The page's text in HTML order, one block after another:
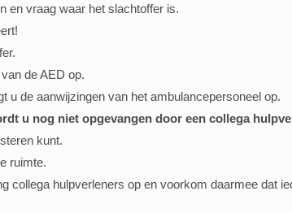
en vraag waar het slachtoffer is.
de AED op.
u de aanwijzingen van het ambulancepersoneel op.
u nog niet opgevangen door een collega
kunt.
ruimte.
collega hulpverleners op en voorkom daarmee dat